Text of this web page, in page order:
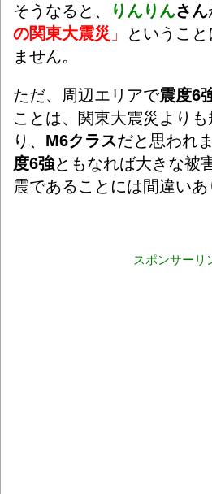
そうなると、 りんりんさん
の関東大震災 」
というこ
ません。
ただ、周辺エリアで震度6
ことは、関東大震災より
り、 M6クラスだと思われ
度6強ともなれば大きな被
震であることには間違いあ
スポンサーリ